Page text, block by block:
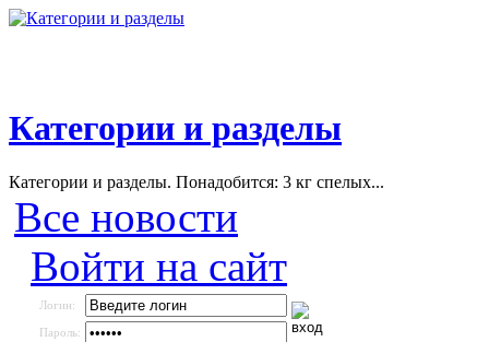
Категории и разделы
Категории и разделы. Понадобится: 3 кг спелых...
Все новости
Войти на сайт
Логин:
Пароль: